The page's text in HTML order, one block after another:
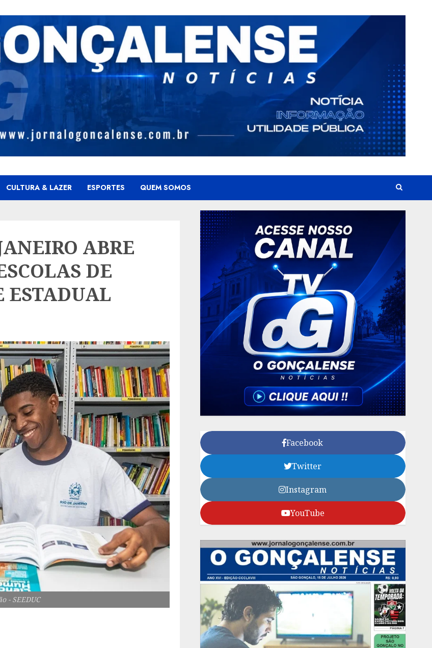
CULTURA & LAZER ESPORTES QUEM SOMOS
ABRE
DE
ESTADUAL
- SEEDUC
Facebook
Twitter
Instagram
YouTube